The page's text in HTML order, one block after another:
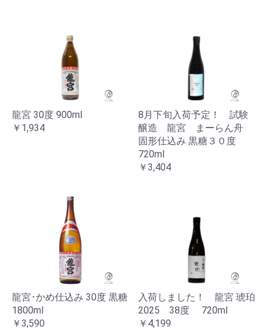
龍宮 30度 900ml
￥1,934
8月下旬入荷予定！ 試験
醸造 龍宮 まーらん舟
固形仕込み 黒糖３０度
720ml
￥3,404
龍宮･かめ仕込み 30度 黒糖
1800ml
￥3,590
入荷しました！ 龍宮 琥珀
2025 38度 720ml
￥4,199